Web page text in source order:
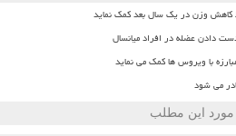
دادن عضله در افراد میانسال
با ویروس ها کمک می نماید
می شود
مورد این مطلب